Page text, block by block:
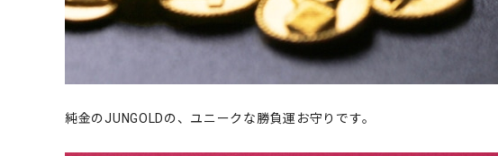
純金のJUNGOLDの、ユニークな勝負運お守りです。